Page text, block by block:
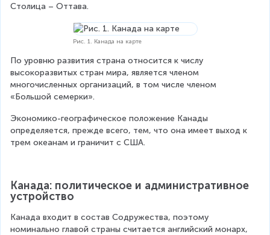
Столица – Оттава.
Рис. 1. Канада на карте
По уровню развития страна относится к числу
высокоразвитых стран мира, является членом
многочисленных организаций, в том числе членом
«Большой семерки».
Экономико-географическое положение Канады
определяется, прежде всего, тем, что она имеет выход к
трем океанам и граничит с США.
Канада: политическое и административное
устройство
Канада входит в состав Содружества, поэтому
номинально главой страны считается английский монарх,